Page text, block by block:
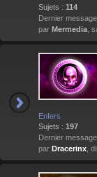
Sujets : 114
Dernier
par Mermedia ,
Enfers
Sujets : 197
Dernier
par Dracerinx ,